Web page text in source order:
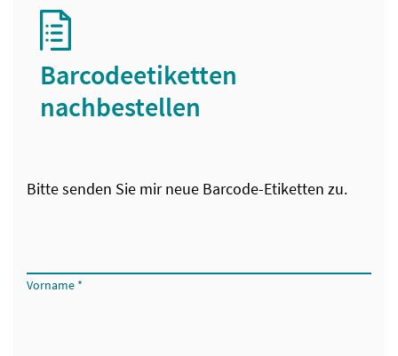
Barcodeetiketten
nachbestellen
Bitte senden Sie mir neue Barcode-Etiketten zu.
Vorname *